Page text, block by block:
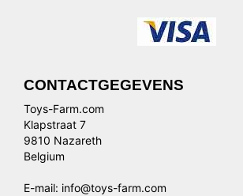
CONTACTGEGEVENS
Toys-Farm.com
Klapstraat 7
9810 Nazareth
Belgium
E-mail: info@toys-farm.com